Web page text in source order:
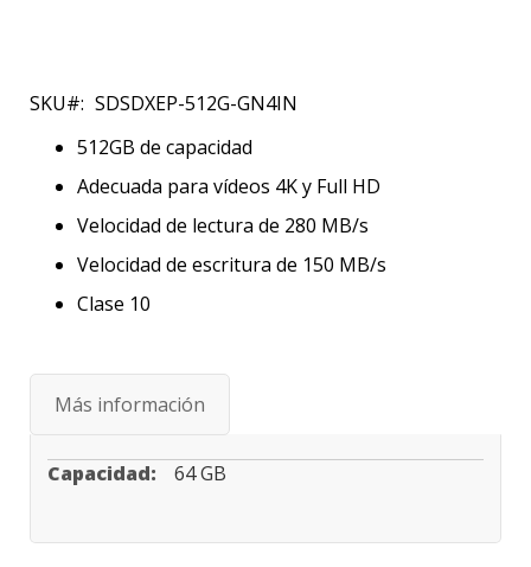
comienzo
galería
SKU
SDSDXEP-512G-GN4IN
512GB de capacidad
Adecuada para vídeos 4K y Full HD
Velocidad de lectura de 280 MB/s
Velocidad de escritura de 150 MB/s
Clase 10
Más información
Especificaciones64 GB